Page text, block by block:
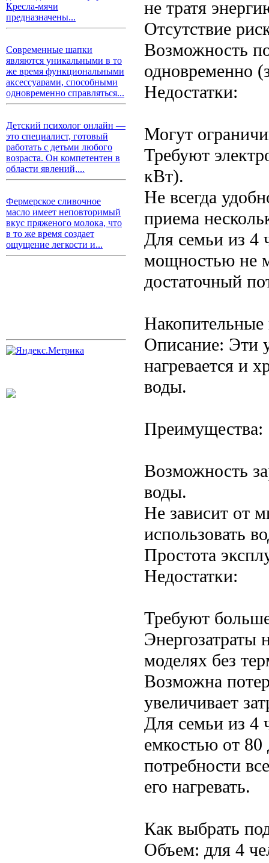
Кресла-мячи
предназначены...
Современные шапки
являются уникальными в то
же время функциональными
аксессуарами, способными
одновременно справляться...
Детский психолог онлайн —
это специалист, готовый
работать с детьми любого
возраста. Он компетентен в
области явлений,...
Фермерское сливочное
масло имеет неповторимый
вкус пряженого молока, что
в то же время создает
ощущение легкости и...
не тратя
Отсутствие
Возможность
одновременно
Недостатки:
Могут
Требуют
кВт).
Не всегда
приема
Для семьи из 4
мощностью не
достаточный
Накопительные
Описание: Эти
нагревается и
воды.
Преимущества:
Возможность
воды.
Не зависит от
использовать
Простота
Недостатки:
Требуют
Энергозатраты
моделях без
Возможна
увеличивает
Для семьи из 4
емкостью от 80
потребности
его нагревать.
Как выбрать
Объем: для 4